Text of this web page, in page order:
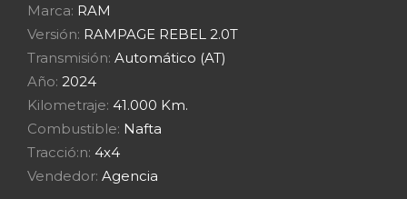
Marca: RAM
Versión: RAMPAGE REBEL 2.0T
Transmisión: Automático (AT)
Año: 2024
Kilometraje: 41.000 Km.
Combustible: Nafta
Tracció:n: 4x4
Vendedor: Agencia